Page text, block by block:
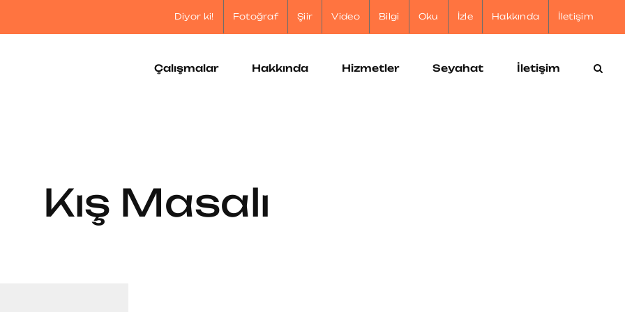
Diyor ki! Fotoğraf Şiir Video Bilgi Oku İzle Hakkında İletişim
Çalışmalar Hakkında Hizmetler Seyahat İletişim
Kış Masalı